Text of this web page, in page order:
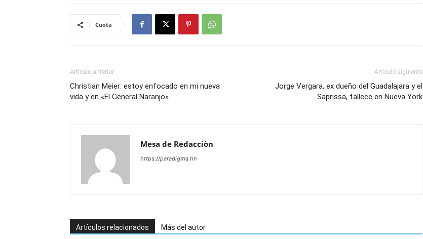
Cuota
Artículo anterior
Christian Meier: estoy enfocado en mi nueva
vida y en «El General Naranjo»
Artículo siguiente
Jorge Vergara, ex dueño del Guadalajara y el
Saprissa, fallece en Nueva York
Mesa de Redacciòn
https://paradigma.hn
Artículos relacionados Más del autor